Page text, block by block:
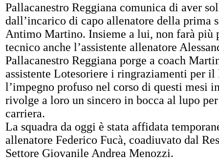
Pallacanestro Reggiana comunica di aver
dall’incarico di capo allenatore della prima
Antimo Martino. Insieme a lui, non farà più
tecnico anche l’assistente allenatore
Pallacanestro Reggiana porge a coach
assistente Lotesoriere i ringraziamenti per
l’impegno profuso nel corso di questi mesi
rivolge a loro un sincero in bocca al lupo
carriera.
La squadra da oggi è stata affidata
allenatore Federico Fucà, coadiuvato dal
Settore Giovanile Andrea Menozzi.